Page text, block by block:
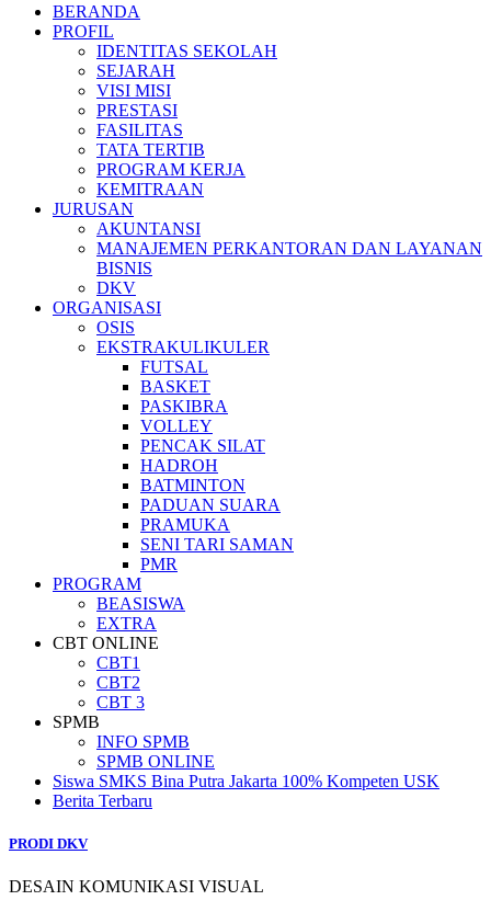
BERANDA
PROFIL
IDENTITAS SEKOLAH
SEJARAH
VISI MISI
PRESTASI
FASILITAS
TATA TERTIB
PROGRAM KERJA
KEMITRAAN
JURUSAN
AKUNTANSI
MANAJEMEN PERKANTORAN DAN LAYANAN
BISNIS
DKV
ORGANISASI
OSIS
EKSTRAKULIKULER
FUTSAL
BASKET
PASKIBRA
VOLLEY
PENCAK SILAT
HADROH
BATMINTON
PADUAN SUARA
PRAMUKA
SENI TARI SAMAN
PMR
PROGRAM
BEASISWA
EXTRA
CBT ONLINE
CBT1
CBT2
CBT 3
SPMB
INFO SPMB
SPMB ONLINE
Siswa SMKS Bina Putra Jakarta 100% Kompeten USK
Berita Terbaru
PRODI DKV
DESAIN KOMUNIKASI VISUAL